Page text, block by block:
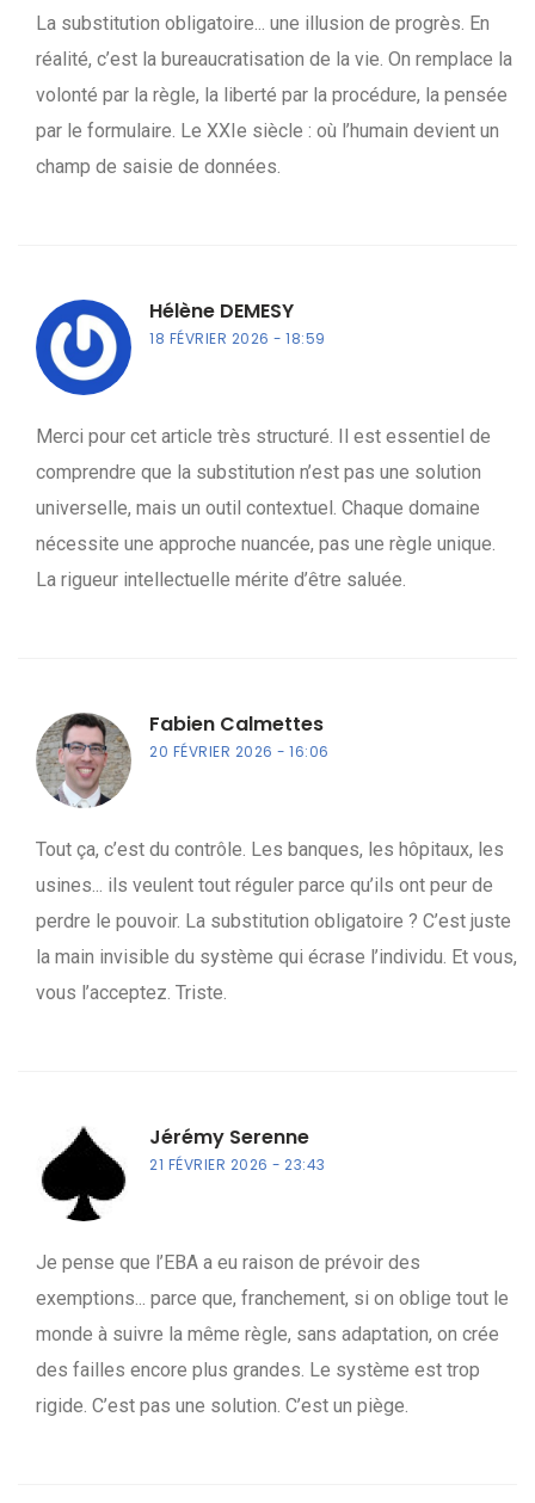
La substitution obligatoire... une illusion de progrès. En
réalité, c’est la bureaucratisation de la vie. On remplace la
volonté par la règle, la liberté par la procédure, la pensée
par le formulaire. Le XXIe siècle : où l’humain devient un
champ de saisie de données.
Hélène DEMESY
18 FÉVRIER 2026 18:59
Merci pour cet article très structuré. Il est essentiel de
comprendre que la substitution n’est pas une solution
universelle, mais un outil contextuel. Chaque domaine
nécessite une approche nuancée, pas une règle unique.
La rigueur intellectuelle mérite d’être saluée.
Fabien Calmettes
20 FÉVRIER 2026 16:06
Tout ça, c’est du contrôle. Les banques, les hôpitaux, les
usines... ils veulent tout réguler parce qu’ils ont peur de
perdre le pouvoir. La substitution obligatoire ? C’est juste
la main invisible du système qui écrase l’individu. Et vous,
vous l’acceptez. Triste.
Jérémy Serenne
21 FÉVRIER 2026 23:43
Je pense que l’EBA a eu raison de prévoir des
exemptions... parce que, franchement, si on oblige tout le
monde à suivre la même règle, sans adaptation, on crée
des failles encore plus grandes. Le système est trop
rigide. C’est pas une solution. C’est un piège.